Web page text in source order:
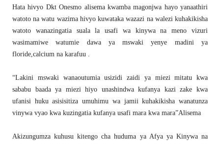
Hata hivyo Dkt Onesmo alisema kwamba magonjwa hayo yanaathiri
watoto na watu wazima hivyo kuwataka wazazi na walezi kuhakikisha
watoto wanazingatia suala la usafi wa kinywa na meno vizuri
wasimamiwe watumie dawa ya mswaki yenye madini ya
floride,calcium na karafuu .
“Lakini mswaki wanaoutumia usizidi zaidi ya miezi mitatu kwa
sababu baada ya miezi hiyo unashindwa kufanya kazi zake kwa
ufanisi huku asisisitiza umuhimu wa jamii kuhakikisha wanatunza
vinywa vyao kwa kuzingatia kufanya usafi mara kwa mara”Alisema
Akizungumza kuhusu kitengo cha huduma ya Afya ya Kinywa na